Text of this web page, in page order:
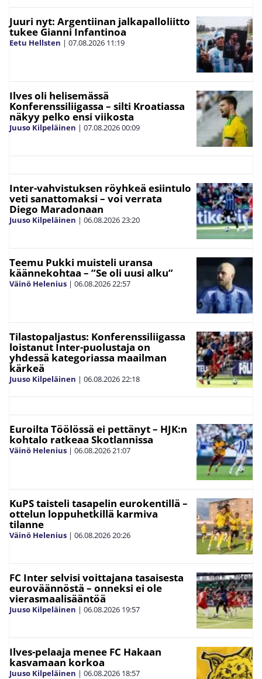
Juuri nyt: Argentiinan jalkapalloliitto
tukee Gianni Infantinoa
Eetu Hellsten | 07.08.2026 11:19
Ilves oli helisemässä
Konferenssiliigassa – silti Kroatiassa
näkyy pelko ensi viikosta
Juuso Kilpeläinen | 07.08.202600:09
Inter-vahvistuksen röyhkeä esiintulo
veti sanattomaksi – voi verrata
Diego Maradonaan
Juuso Kilpeläinen | 06.08.2026 23:20
Teemu Pukki muisteli uransa
käännekohtaa – ”Se oli uusi alku”
Väinö Helenius | 06.08.2026 22:57
Tilastopaljastus: Konferenssiliigassa
loistanut Inter-puolustaja on
yhdessä kategoriassa maailman
kärkeä
Juuso Kilpeläinen | 06.08.2026 22:18
Euroilta Töölössä ei pettänyt – HJK:n
kohtalo ratkeaa Skotlannissa
Väinö Helenius | 06.08.2026 21:07
KuPS taisteli tasapelin eurokentillä –
ottelun loppuhetkillä karmiva
tilanne
Väinö Helenius | 06.08.2026 20:26
FC Inter selvisi voittajana tasaisesta
euroväännöstä – onneksi ei ole
vierasmaalisääntöä
Juuso Kilpeläinen | 06.08.2026 19:57
Ilves-pelaaja menee FC Hakaan
kasvamaan korkoa
Juuso Kilpeläinen | 06.08.2026 18:57